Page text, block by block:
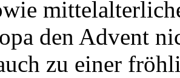
den Advent
zu einer